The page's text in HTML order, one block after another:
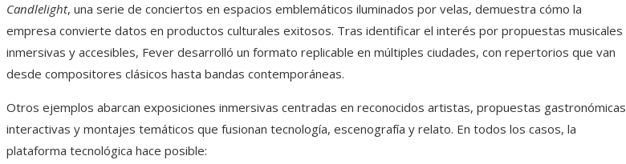
Candlelight, una serie de conciertos en espacios emblemáticos iluminados por velas, demuestra cómo la
empresa convierte datos en productos culturales exitosos. Tras identificar el interés por propuestas musicales
inmersivas y accesibles, Fever desarrolló un formato replicable en múltiples ciudades, con repertorios que van
desde compositores clásicos hasta bandas contemporáneas.
Otros ejemplos abarcan exposiciones inmersivas centradas en reconocidos artistas, propuestas gastronómicas
interactivas y montajes temáticos que fusionan tecnología, escenografía y relato. En todos los casos, la
plataforma tecnológica hace posible: